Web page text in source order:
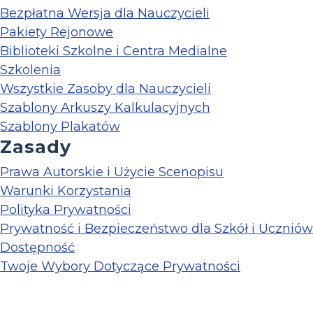
Bezpłatna Wersja dla Nauczycieli
Pakiety Rejonowe
Biblioteki Szkolne i Centra Medialne
Szkolenia
Wszystkie Zasoby dla Nauczycieli
Szablony Arkuszy Kalkulacyjnych
Szablony Plakatów
Zasady
Prawa Autorskie i Użycie Scenopisu
Warunki Korzystania
Polityka Prywatności
Prywatność i Bezpieczeństwo dla Szkół i Uczniów
Dostępność
Twoje Wybory Dotyczące Prywatności